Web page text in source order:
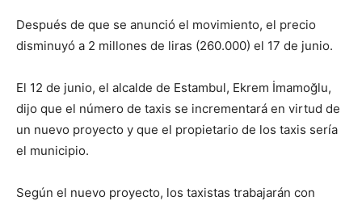
Después de que se anunció el movimiento, el precio
disminuyó a 2 millones de liras (260.000) el 17 de junio.
El 12 de junio, el alcalde de Estambul, Ekrem İmamoğlu,
dijo que el número de taxis se incrementará en virtud de
un nuevo proyecto y que el propietario de los taxis sería
el municipio.
Según el nuevo proyecto, los taxistas trabajarán con